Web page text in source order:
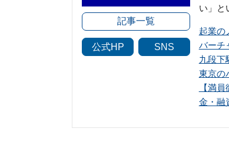
い」と
起業の
バーチ
九段下
東京の
【満
金・融
記事一覧
公式HP SNS